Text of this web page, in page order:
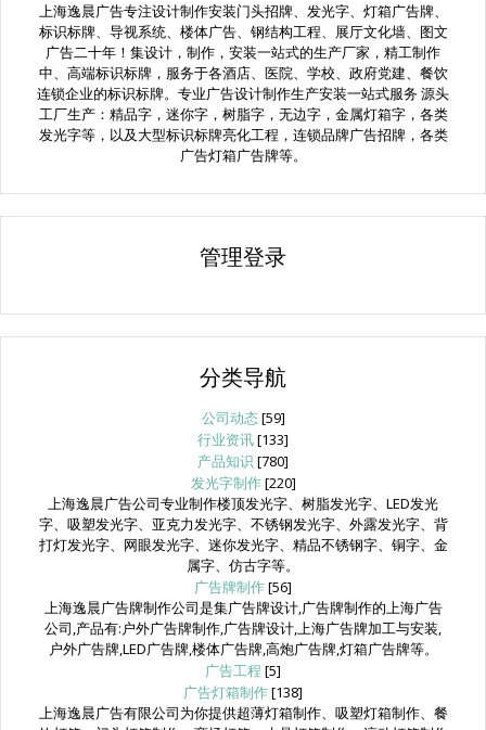
上海逸晨广告专注设计制作安装门头招牌、发光字、灯箱广告牌、
标识标牌、导视系统、楼体广告、钢结构工程、展厅文化墙、图文
广告二十年！集设计，制作，安装一站式的生产厂家，精工制作
中、高端标识标牌，服务于各酒店、医院、学校、政府党建、餐饮
连锁企业的标识标牌。专业广告设计制作生产安装一站式服务 源头
工厂生产：精品字，迷你字，树脂字，无边字，金属灯箱字，各类
发光字等，以及大型标识标牌亮化工程，连锁品牌广告招牌，各类
广告灯箱广告牌等。
管理登录
分类导航
公司动态[59]
行业资讯[133]
产品知识 [780]
发光字制作[220]
上海逸晨广告公司专业制作楼顶发光字、树脂发光字、LED发光
字、吸塑发光字、亚克力发光字、不锈钢发光字、外露发光字、背
打灯发光字、网眼发光字、迷你发光字、精品不锈钢字、铜字、金
属字、仿古字等。
广告牌制作[56]
上海逸晨广告牌制作公司是集广告牌设计,广告牌制作的上海广告
公司,产品有:户外广告牌制作,广告牌设计,上海广告牌加工与安装,
户外广告牌,LED广告牌,楼体广告牌,高炮广告牌,灯箱广告牌等。
广告工程 [5]
广告灯箱制作[138]
上海逸晨广告有限公司为你提供超薄灯箱制作、吸塑灯箱制作、餐